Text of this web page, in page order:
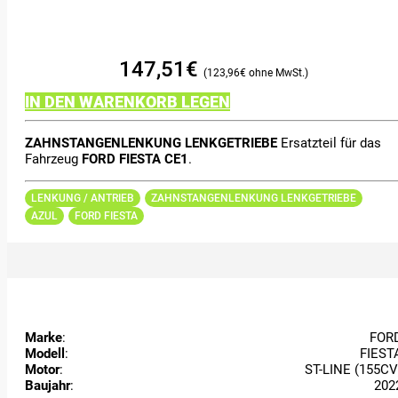
147,51 € 123,96€
IN DEN WARENKORB LEGEN
ZAHNSTANGENLENKUNG LENKGETRIEBEErsatzteil für das
Fahrzeug FORD FIESTA CE1 .
LENKUNG / ANTRIEB
ZAHNSTANGENLENKUNG LENKGETRIEBE
AZUL
FORD FIESTA
Marke:
Modell :
Motor:
ST-LINE
Baujahr: